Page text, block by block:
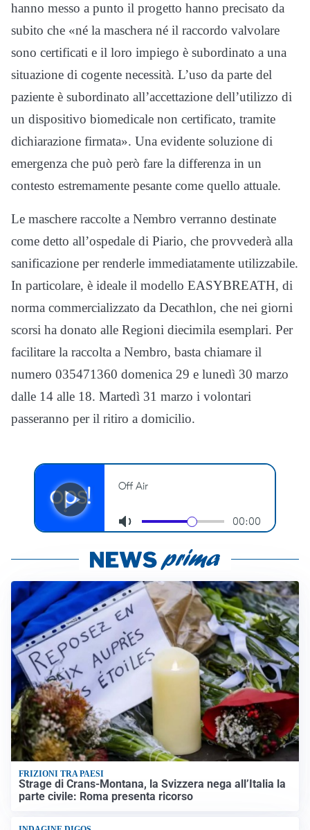
hanno messo a punto il progetto hanno precisato da
subito che «né la maschera né il raccordo valvolare
sono certificati e il loro impiego è subordinato a una
situazione di cogente necessità. L’uso da parte del
paziente è subordinato all’accettazione dell’utilizzo di
un dispositivo biomedicale non certificato, tramite
dichiarazione firmata». Una evidente soluzione di
emergenza che può però fare la differenza in un
contesto estremamente pesante come quello attuale.
Le maschere raccolte a Nembro verranno destinate
come detto all’ospedale di Piario, che provvederà alla
sanificazione per renderle immediatamente utilizzabile.
In particolare, è ideale il modello EASYBREATH, di
norma commercializzato da Decathlon, che nei giorni
scorsi ha donato alle Regioni diecimila esemplari. Per
facilitare la raccolta a Nembro, basta chiamare il
numero 035471360 domenica 29 e lunedì 30 marzo
dalle 14 alle 18. Martedì 31 marzo i volontari
passeranno per il ritiro a domicilio.
FRIZIONI TRA PAESI
Strage di Crans-Montana, la Svizzera nega all’Italia la
parte civile: Roma presenta ricorso